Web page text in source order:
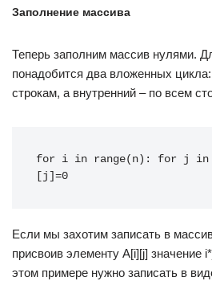
Заполнение массива
Теперь заполним массив нулями.
понадобится два вложенных
строкам, а внутренний – по всем
for i in range(n): for j in
[j]=0
Если мы захотим записать в
присвоив элементу A[i][j] значение
этом примере нужно записать в